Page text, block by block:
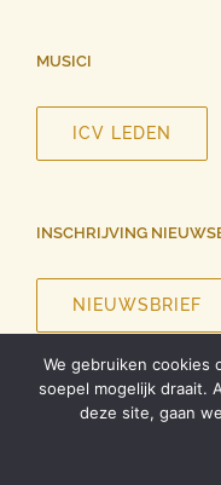
MUSICI
ICV LEDEN
INSCHRIJVING
NIEUWSBRIEF
2026 InCanto
|
We gebruiken cookies
soepel mogelijk draait.
deze site, gaan